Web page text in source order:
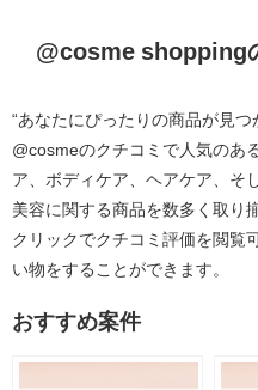
@cosme shopping
“あなたにぴったりの商品が見つ
@cosmeのクチコミで人気のあ
ア、ボディケア、ヘアケア、そ
美容に関する商品を数多く取り
クリックでクチコミ評価を閲覧
い物をすることができます。
おすすめ案件